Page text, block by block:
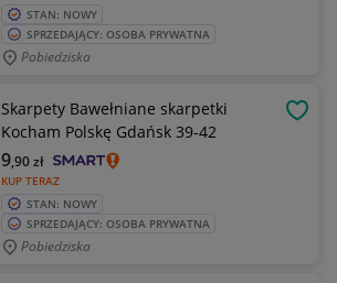
STAN: NOWY
SPRZEDAJĄCY: OSOBA PRYWATNA
Pobiedziska
Skarpety Bawełniane skarpetki
Kocham Polskę Gdańsk 39-42
KUP TERAZ
9,90zł
STAN: NOWY
SPRZEDAJĄCY: OSOBA PRYWATNA
Pobiedziska